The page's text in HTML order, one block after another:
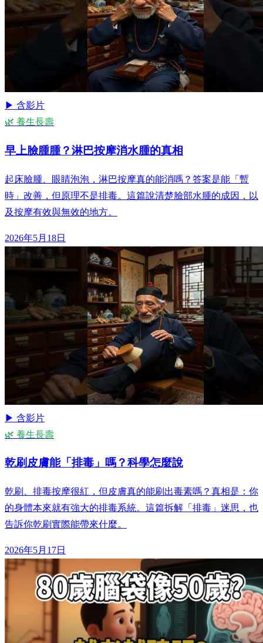
▶ 含影片
🌿 養生長壽
早上臉腫腫？淋巴按摩消水腫的真相
起床臉腫、眼睛泡泡，淋巴按摩真的能消嗎？答案是能「暫
時」改善，但原理不是排毒。這篇說清楚臉部水腫的成因，以
及按摩有效與無效的地方。
2026年5月18日
▶ 含影片
🌿 養生長壽
乾刷皮膚能「排毒」嗎？科學怎麼說
乾刷、排毒按摩很紅，但皮膚真的能刷出毒素嗎？真相是：你
的身體本來就有強大的排毒系統。這篇拆解「排毒」迷思，也
告訴你乾刷實際能帶來什麼。
2026年5月17日